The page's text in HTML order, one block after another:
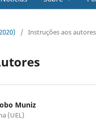
/ Instruções aos autores
Muniz
(UEL)